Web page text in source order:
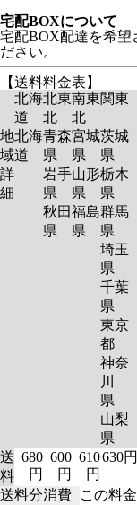
宅配BOXについて
宅配BOX配達を希望
ださい。
【送料料金表】
北海
道
北東
北
南東
北
関東
地
域
詳
細
北海
道
青森
県
岩手
県
秋田
県
宮城
県
山形
県
福島
県
茨城
県
栃木
県
群馬
県
埼玉
県
千葉
県
東京
都
神奈
川
県
山梨
県
送
料
680
円
600
円
610
円
630円
送料分消費
この料